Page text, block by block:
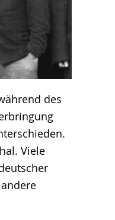
des
Viele